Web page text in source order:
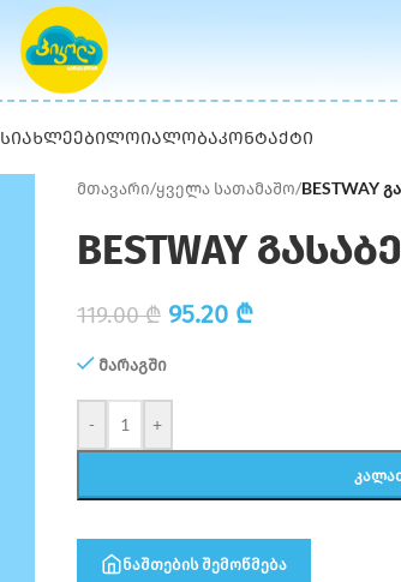
ᲡᲘᲐᲮᲚᲔᲔᲑᲘᲚᲝᲘᲐᲚᲝᲑᲐᲙᲝᲜᲢᲐᲥᲢᲘ
მთავარი/ყველა სათამაშო/BESTWAY
BESTWAY
119.00₾ 95.20 ₾
მარაგში
- +
ნაშთების შემოწმება